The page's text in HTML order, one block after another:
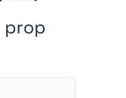
prop